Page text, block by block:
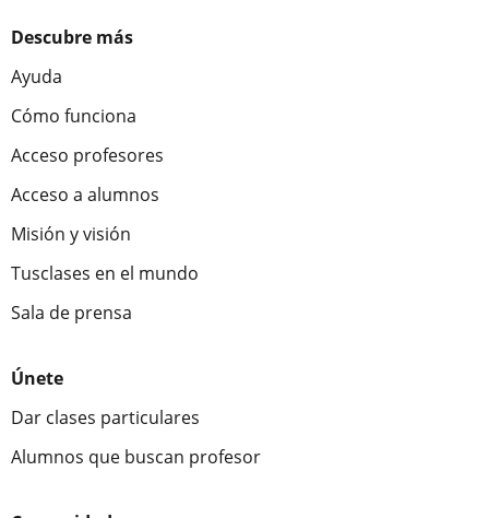
Descubre más
Ayuda
Cómo funciona
Acceso profesores
Acceso a alumnos
Misión y visión
Tusclases en el mundo
Sala de prensa
Únete
Dar clases particulares
Alumnos que buscan profesor